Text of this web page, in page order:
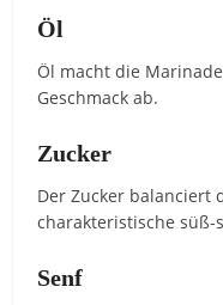
Öl
Öl machtdie
Geschmackab.
Zucker
DerZucker balanciert
charakteristischesüß-
Senf